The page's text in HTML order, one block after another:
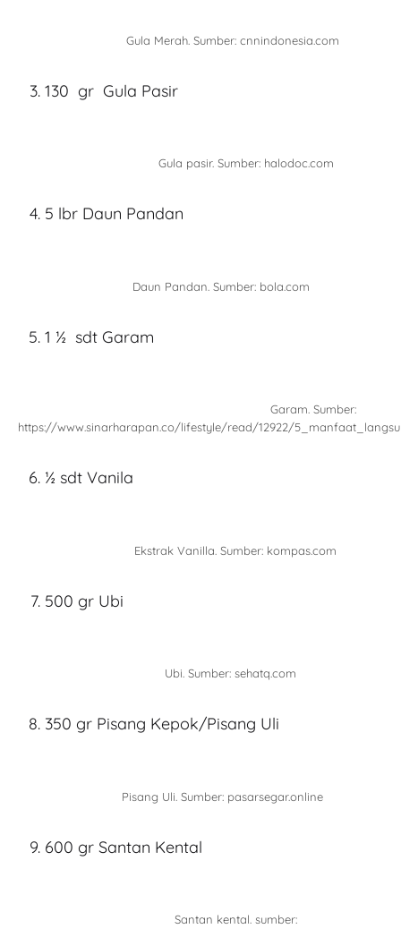
Gula Merah. Sumber: cnnindonesia.com
130 gr Gula Pasir
Gula pasir. Sumber: halodoc.com
5 lbr Daun Pandan
Daun Pandan. Sumber: bola.com
1 ½ sdt Garam
Garam. Sumber:
https://www.sinarharapan.co/lifestyle/read/12922/
½ sdt Vanila
Ekstrak Vanilla. Sumber: kompas.com
500 gr Ubi
Ubi. Sumber: sehatq.com
350 gr Pisang Kepok/Pisang Uli
Pisang Uli. Sumber: pasarsegar.online
600 gr Santan Kental
Santan kental. sumber: